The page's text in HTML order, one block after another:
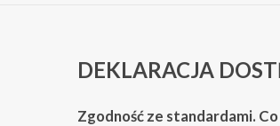
DEKLARACJA
Zgodność ze standardami.